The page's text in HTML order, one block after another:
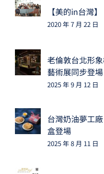
【美的in台灣
2020 年 7 月 22 日
老倫敦台北形
藝術展同步登場
2025 年 9 月 12 日
台灣奶油夢工
盒登場
2025 年 8 月 11 日